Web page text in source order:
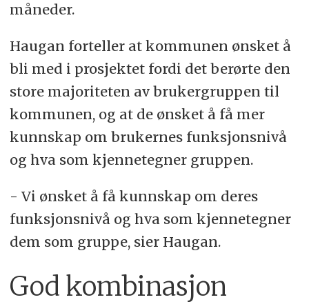
måneder.
Haugan forteller at kommunen ønsket å
bli med i prosjektet fordi det berørte den
store majoriteten av brukergruppen til
kommunen, og at de ønsket å få mer
kunnskap om brukernes funksjonsnivå
og hva som kjennetegner gruppen.
- Vi ønsket å få kunnskap om deres
funksjonsnivå og hva som kjennetegner
dem som gruppe, sier Haugan.
God kombinasjon